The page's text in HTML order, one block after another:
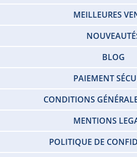
MEILLEURES
BLOG
PAIEMENT
CONDITIONS
MENTIONS
POLITIQUE DE